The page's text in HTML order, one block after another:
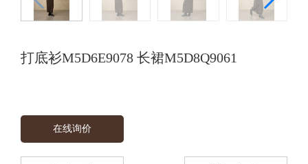
打底衫M5D6E9078 长裙M5D8Q9061
在线询价